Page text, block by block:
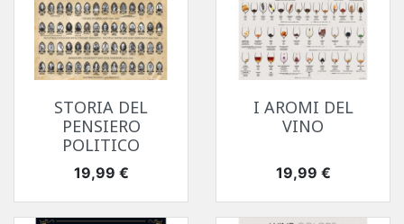
STORIA DEL
PENSIERO
POLITICO
Prezzo
19,99 €
I AROMI DEL
VINO
Prezzo
19,99 €